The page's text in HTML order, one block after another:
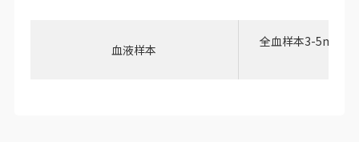
血液样本
全血样本3-5ml，